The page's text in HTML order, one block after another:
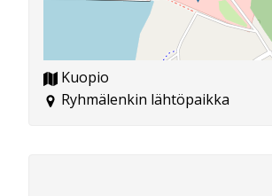
Kuopio
Ryhmälenkin lähtöpaikka